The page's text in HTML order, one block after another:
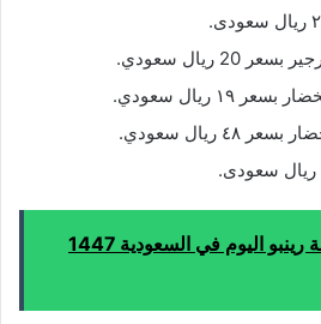
ريال سعودي.
ريال سعودي.
ريال سعودي.
أسعار مكنسة رينبو اليوم في السعودية 1447